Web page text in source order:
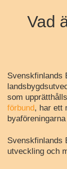
Vad
Svenskfinlands
som
förbund, har ett
Svenskfinlands
utveckling och